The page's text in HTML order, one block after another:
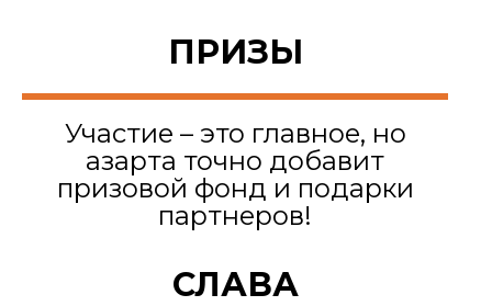
ПРИЗЫ
Участие – это главное, но
азарта точно добавит
призовой фонд и подарки
партнеров!
СЛАВА